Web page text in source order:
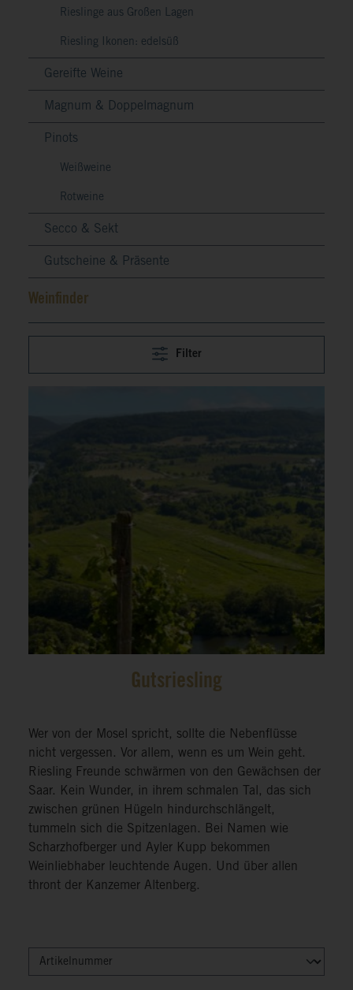
Rieslinge aus Großen Lagen
Riesling Ikonen: edelsüß
Gereifte Weine
Magnum & Doppelmagnum
Pinots
Weißweine
Rotweine
Secco & Sekt
Gutscheine & Präsente
Weinfinder
Filter
Gutsriesling
Wer von der Mosel spricht, sollte die Nebenflüsse
nicht vergessen. Vor allem, wenn es um Wein geht.
Riesling Freunde schwärmen von den Gewächsen der
Saar. Kein Wunder, in ihrem schmalen Tal, das sich
zwischen grünen Hügeln hindurchschlängelt,
tummeln sich die Spitzenlagen. Bei Namen wie
Scharzhofberger und Ayler Kupp bekommen
Weinliebhaber leuchtende Augen. Und über allen
thront der Kanzemer Altenberg.